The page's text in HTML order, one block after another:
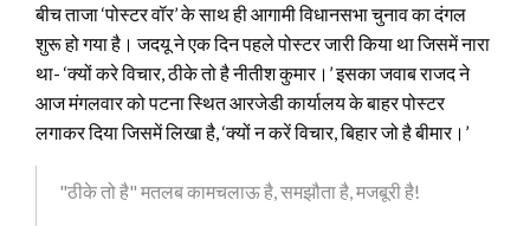
बीच ताजा ‘पोस्टर वॉर’ के साथ ही आगामी विधानसभा चुनाव का दंगल
शुरू हो गया है। जदयू ने एक दिन पहले पोस्टर जारी किया था जिसमें नारा
था- ‘क्यों करे विचार, ठीके तो है नीतीश कुमार।’ इसका जवाब राजद ने
आज मंगलवार को पटना स्थित आरजेडी कार्यालय के बाहर पोस्टर
लगाकर दिया जिसमें लिखा है, ‘क्यों न करें विचार, बिहार जो है बीमार।’
"ठीके तो है" मतलब कामचलाऊ है, समझौता है, मजबूरी है!